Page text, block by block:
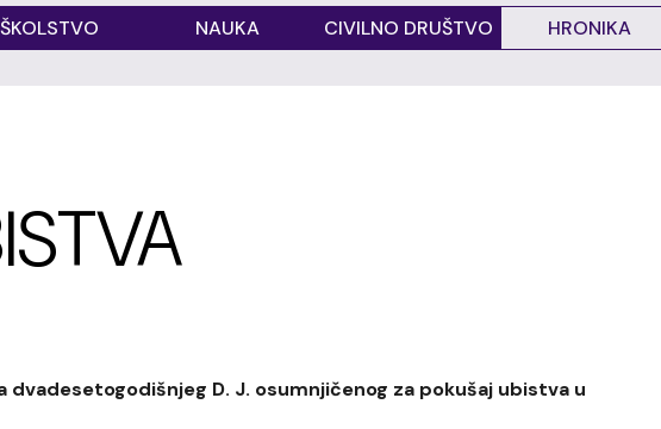
ŠKOLSTVO NAUKA CIVILNO DRUŠTVO HRONIKA
dvadesetogodišnjeg D. J. osumnjičenog za pokušaj ubistva u